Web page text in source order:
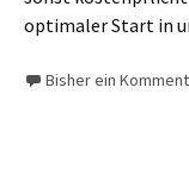
optimaler Start in
Bisher ein